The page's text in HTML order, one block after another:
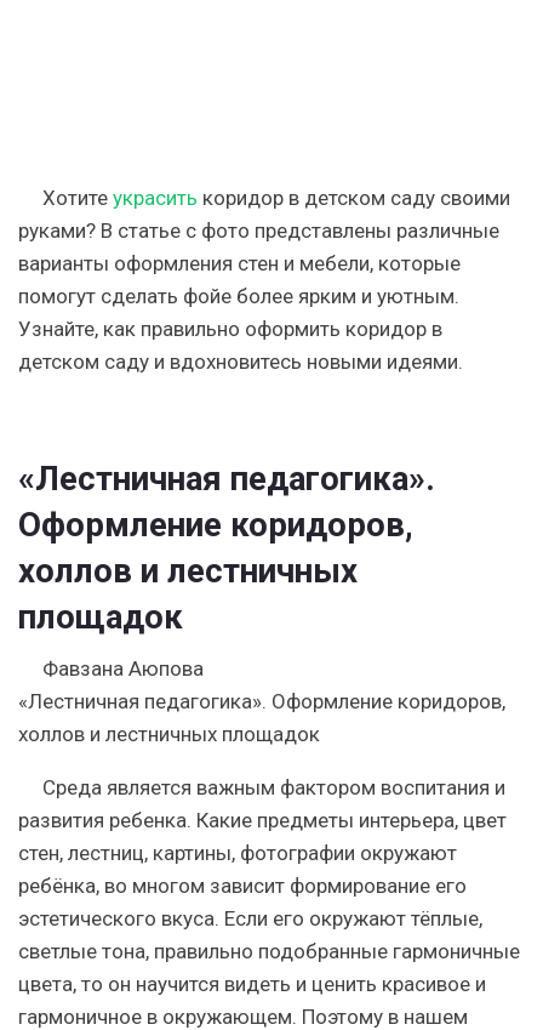
Хотите украсить коридор в детском саду своими
руками? В статье с фото представлены различные
варианты оформления стен и мебели, которые
помогут сделать фойе более ярким и уютным.
Узнайте, как правильно оформить коридор в
детском саду и вдохновитесь новыми идеями.
«Лестничная педагогика».
Оформление коридоров,
холлов и лестничных
площадок
Фавзана Аюпова
«Лестничная педагогика». Оформление коридоров,
холлов и лестничных площадок
Среда является важным фактором воспитания и
развития ребенка. Какие предметы интерьера, цвет
стен, лестниц, картины, фотографии окружают
ребёнка, во многом зависит формирование его
эстетического вкуса. Если его окружают тёплые,
светлые тона, правильно подобранные гармоничные
цвета, то он научится видеть и ценить красивое и
гармоничное в окружающем. Поэтому в нашем